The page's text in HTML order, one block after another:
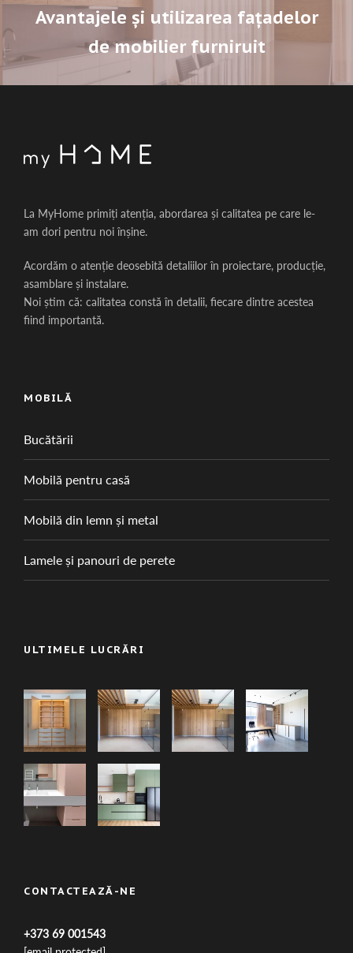
Avantajele și utilizarea fațadelor
de mobilier furniruit
La MyHome primiți atenția, abordarea și calitatea pe care le-
am dori pentru noi înșine.
Acordăm o atenție deosebită detaliilor în proiectare, producție,
asamblare și instalare.
Noi știm că: calitatea constă în detalii, fiecare dintre acestea
fiind importantă.
MOBILĂ
Bucătării
Mobilă pentru casă
Mobilă din lemn și metal
Lamele și panouri de perete
ULTIMELE LUCRĂRI
CONTACTEAZĂ-NE
+373 69 001543